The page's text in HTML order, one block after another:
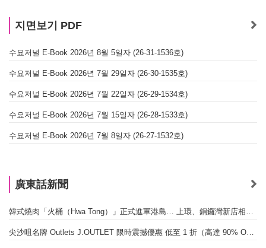
지면보기 PDF
수요저널 E-Book 2026년 8월 5일자 (26-31-1536호)
수요저널 E-Book 2026년 7월 29일자 (26-30-1535호)
수요저널 E-Book 2026년 7월 22일자 (26-29-1534호)
수요저널 E-Book 2026년 7월 15일자 (26-28-1533호)
수요저널 E-Book 2026년 7월 8일자 (26-27-1532호)
廣東話新聞
韓式燒肉「火桶（Hwa Tong）」正式進軍港島… 上環、銅鑼灣新店相繼開幕
尖沙咀名牌 Outlets J.OUTLET 限時震撼優惠 低至 1 折（高達 90% OFF）